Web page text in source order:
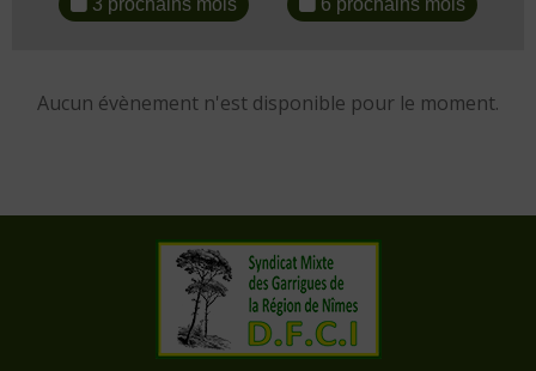
3 prochains mois 6 prochains mois
Aucun évènement n'est disponible pour le moment.